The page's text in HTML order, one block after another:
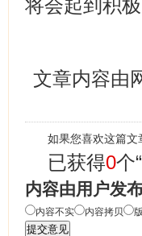
将会起到积
文章内容由
如果您喜欢这篇文
已获得0个“
内容由用户发
内容不实 内容拷贝